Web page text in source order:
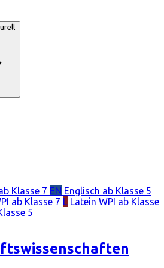
Klasse 7 EN Englisch ab Klasse 5
ab Klasse 7 L Latein WPI ab Klasse
5